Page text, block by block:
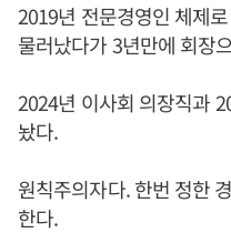
2019년 전문경영인 체제
물러났다가 3년만에 회장
2024년 이사회 의장직과
놨다.
원칙주의자다. 한번 정한
한다.